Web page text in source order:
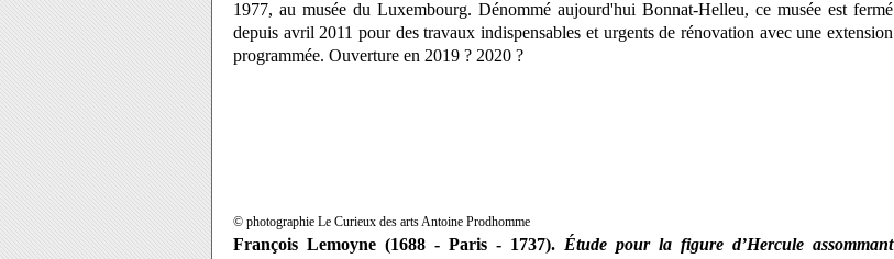
1977, au musée du Luxembourg. Dénommé aujourd'hui Bonnat-Helleu, ce musée est fermé
depuis avril 2011 pour des travaux indispensables et urgents de rénovation avec une extension
programmée. Ouverture en 2019 ? 2020 ?
© photographie Le Curieux des arts Antoine Prodhomme
François Lemoyne (1688 - Paris - 1737). Étude pour la figure d’Hercule assommant